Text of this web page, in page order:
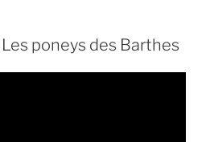
poneys des Barthes